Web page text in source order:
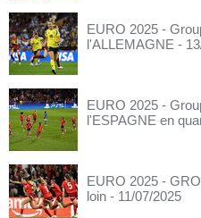
EURO 2025 -
l'ALLEMAGNE -
EURO 2025 -
l'ESPAGNE en
EURO 2025 -
loin - 11/07/2025